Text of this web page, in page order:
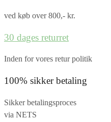
ved køb over 800,- kr.
30 dages returret
Inden for vores retur politik
100% sikker betaling
Sikker betalingsproces
via NETS